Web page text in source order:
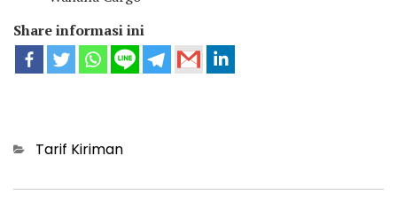
Share informasi ini
Categories
Tarif Kiriman